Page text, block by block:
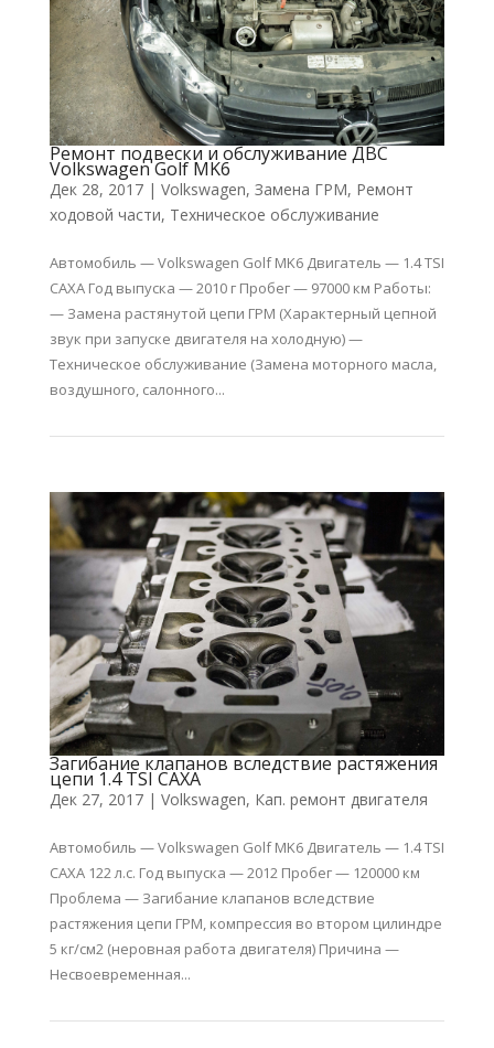
Ремонт подвески и обслуживание ДВС
Volkswagen Golf MK6
Дек 28, 2017| Volkswagen, Замена ГРМ, Ремонт
ходовой части, Техническое обслуживание
Автомобиль — Volkswagen Golf MK6 Двигатель — 1.4 TSI
CAXA Год выпуска — 2010 г Пробег — 97000 км Работы:
— Замена растянутой цепи ГРМ (Характерный цепной
звук при запуске двигателя на холодную) —
Техническое обслуживание (Замена моторного масла,
воздушного, салонного...
Загибание клапанов вследствие растяжения
цепи 1.4 TSI CAXA
Дек 27, 2017| Volkswagen, Кап. ремонт двигателя
Автомобиль — Volkswagen Golf MK6 Двигатель — 1.4 TSI
CAXA 122 л.с. Год выпуска — 2012 Пробег — 120000 км
Проблема — Загибание клапанов вследствие
растяжения цепи ГРМ, компрессия во втором цилиндре
5 кг/см2 (неровная работа двигателя) Причина —
Несвоевременная...